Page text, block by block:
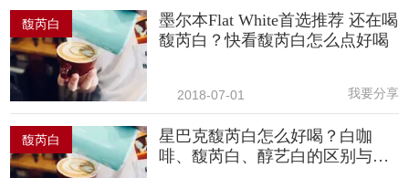
馥芮白
墨尔本Flat White首选推荐 还在喝
馥芮白？快看馥芮白怎么点好喝
2018-07-01 我要分享
馥芮白
星巴克馥芮白怎么好喝？白咖
啡、馥芮白、醇艺白的区别与起